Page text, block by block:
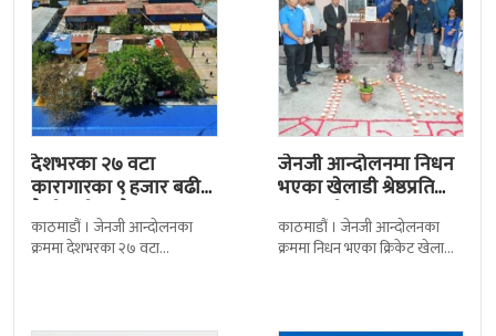
देशभरका २७ वटा
कारागारका ९ हजार बढी
कैदीबन्दी अझै फरार
काठमाडौं । जेनजी आन्दोलनका
क्रममा देशभरका २७ वटा
जेनजी आन्दोलनमा निधन
भएका खेलाडी श्रेष्ठप्रति
श्रद्धाञ्जली
काठमाडौं । जेनजी आन्दोलनका
क्रममा निधन भएका क्रिकेट खेलाडी